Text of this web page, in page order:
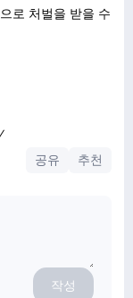
로 처벌을 받을 수
공유 추천
작성